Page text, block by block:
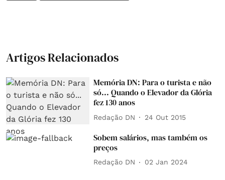
Artigos Relacionados
Memória DN: Para o turista e não
só... Quando o Elevador da Glória
fez 130 anos
Redação DN 24 Out 2015
Sobem salários, mas também os
preços
Redação DN 02 Jan 2024